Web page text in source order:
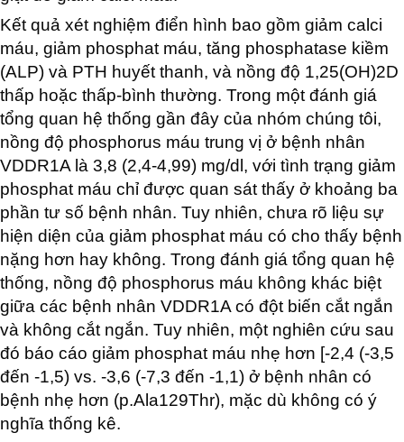
Kết quả xét nghiệm điển hình bao gồm giảm calci
máu, giảm phosphat máu, tăng phosphatase kiềm
(ALP) và PTH huyết thanh, và nồng độ 1,25(OH)2D
thấp hoặc thấp-bình thường. Trong một đánh giá
tổng quan hệ thống gần đây của nhóm chúng tôi,
nồng độ phosphorus máu trung vị ở bệnh nhân
VDDR1A là 3,8 (2,4-4,99) mg/dl, với tình trạng giảm
phosphat máu chỉ được quan sát thấy ở khoảng ba
phần tư số bệnh nhân. Tuy nhiên, chưa rõ liệu sự
hiện diện của giảm phosphat máu có cho thấy bệnh
nặng hơn hay không. Trong đánh giá tổng quan hệ
thống, nồng độ phosphorus máu không khác biệt
giữa các bệnh nhân VDDR1A có đột biến cắt ngắn
và không cắt ngắn. Tuy nhiên, một nghiên cứu sau
đó báo cáo giảm phosphat máu nhẹ hơn [-2,4 (-3,5
đến -1,5) vs. -3,6 (-7,3 đến -1,1) ở bệnh nhân có
bệnh nhẹ hơn (p.Ala129Thr), mặc dù không có ý
nghĩa thống kê.